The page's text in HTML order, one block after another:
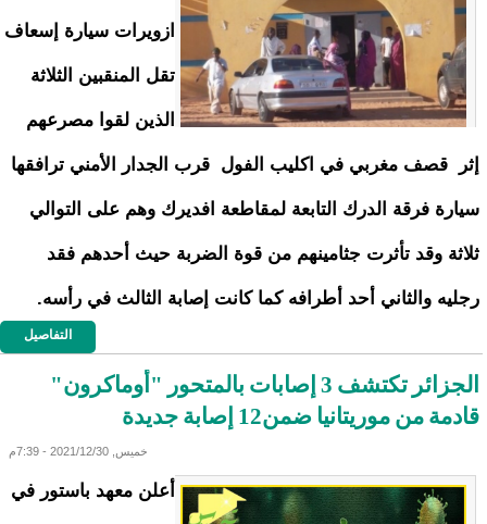
ازويرات سيارة إسعاف
تقل المنقبين الثلاثة
الذين لقوا مصرعهم
إثر قصف مغربي في اكليب الفول قرب الجدار الأمني ترافقها
سيارة فرقة الدرك التابعة لمقاطعة افديرك وهم على التوالي
ثلاثة وقد تأثرت جثامينهم من قوة الضربة حيث أحدهم فقد
رجليه والثاني أحد أطرافه كما كانت إصابة الثالث في رأسه.
التفاصيل
الجزائر تكتشف 3 إصابات بالمتحور "أوماكرون"
قادمة من موريتانيا ضمن12 إصابة جديدة
خميس, 2021/12/30 - 7:39م
أعلن معهد باستور في